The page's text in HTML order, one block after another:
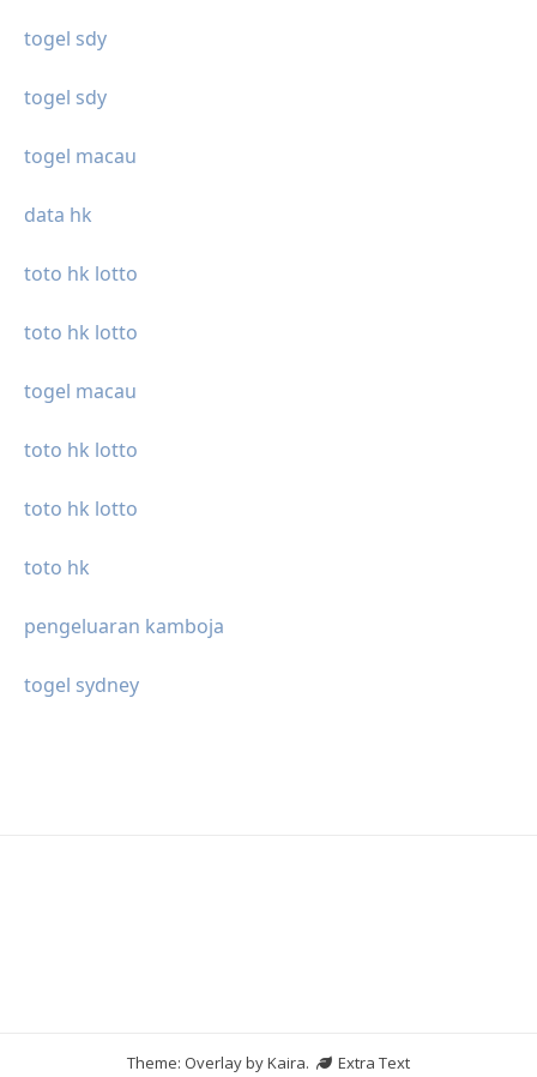
togel sdy
togel sdy
togel macau
data hk
toto hk lotto
toto hk lotto
togel macau
toto hk lotto
toto hk lotto
toto hk
pengeluaran kamboja
togel sydney
Theme: Overlay byKaira. Extra Text